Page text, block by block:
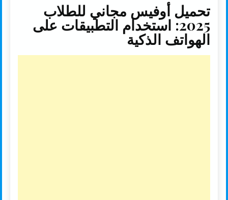
تحميل أوفيس مجاني للطلاب
2025: استخدام التطبيقات على
الهواتف الذكية